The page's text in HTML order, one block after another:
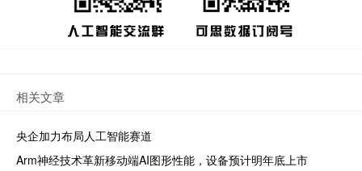
相关文章
央企加力布局人工智能赛道
Arm神经技术革新移动端AI图形性能，设备预计明年底上市